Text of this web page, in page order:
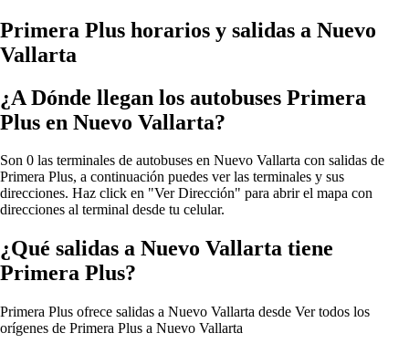
Primera Plus horarios y salidas a Nuevo
Vallarta
¿A Dónde llegan los autobuses Primera
Plus en Nuevo Vallarta?
Son 0 las terminales de autobuses en Nuevo Vallarta con salidas de
Primera Plus, a continuación puedes ver las terminales y sus
direcciones. Haz click en "Ver Dirección" para abrir el mapa con
direcciones al terminal desde tu celular.
¿Qué salidas a Nuevo Vallarta tiene
Primera Plus?
Primera Plus ofrece salidas a Nuevo Vallarta desde Ver todos los
orígenes de Primera Plus a Nuevo Vallarta